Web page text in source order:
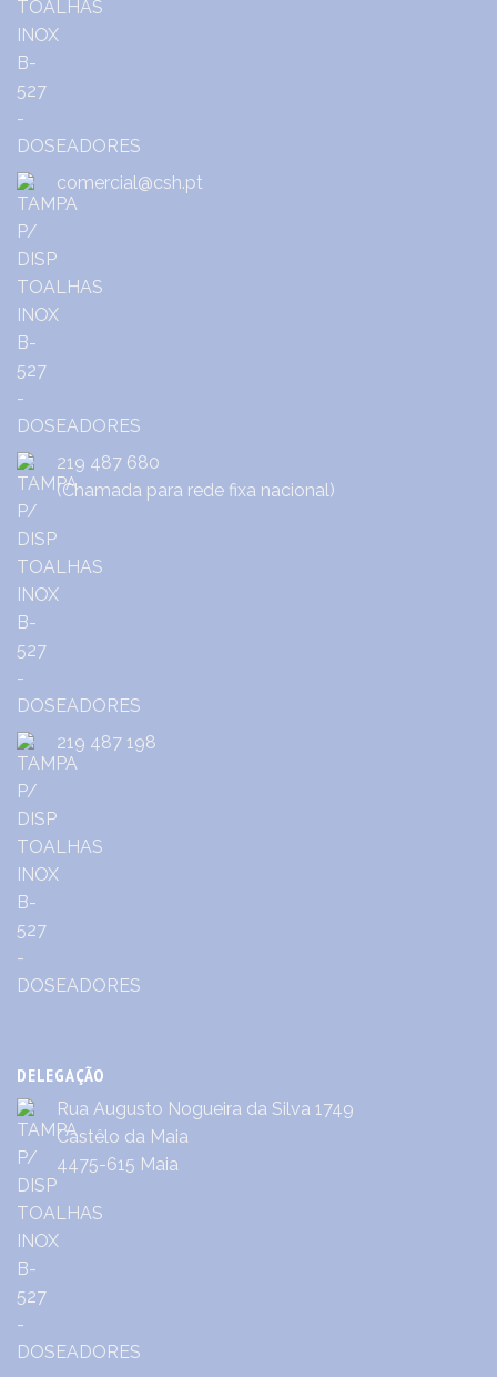
comercial@csh.pt
219 487 680
(Chamada para rede fixa nacional)
219 487 198
DELEGAÇÃO
Rua Augusto Nogueira da Silva 1749
Castêlo da Maia
4475-615 Maia